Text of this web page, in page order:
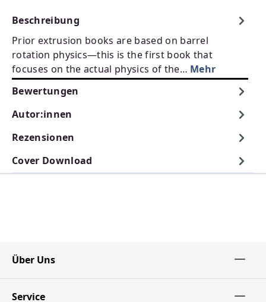
Beschreibung
Prior extrusion books are based on barrel
rotation physics—this is the first book that
focuses on the actual physics of the… Mehr
Bewertungen
Autor:innen
Rezensionen
Cover Download
Über Uns
Service